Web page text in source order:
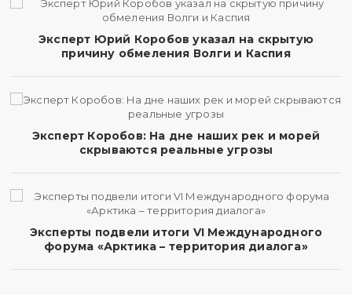
Эксперт Юрий Коробов указал на скрытую
причину обмеления Волги и Каспия
Эксперт Коробов: На дне наших рек и морей
скрываются реальные угрозы
Эксперты подвели итоги VI Международного
форума «Арктика – территория диалога»